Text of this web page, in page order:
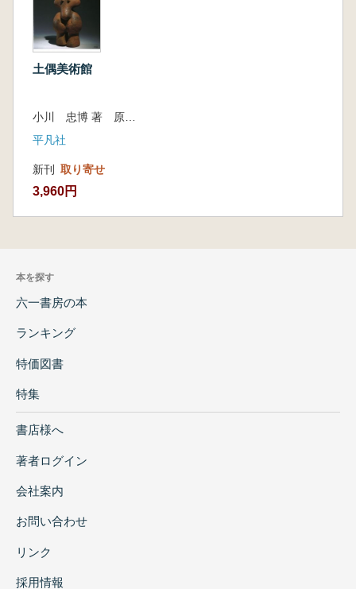
土偶美術館
平凡社
新刊 取り寄せ
3,960円
本を探す
六一書房の本
ランキング
特価図書
特集
書店様へ
著者ログイン
会社案内
お問い合わせ
リンク
採用情報